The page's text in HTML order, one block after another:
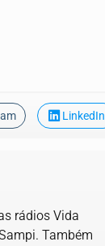
LinkedIn
rádios Vida
Também